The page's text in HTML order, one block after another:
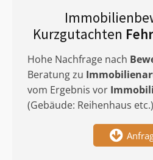
Kurzgutachten
Hohe Nachfrage nach
Beratung zu
vom Ergebnis vor
(Gebäude: Reihenhaus etc.)